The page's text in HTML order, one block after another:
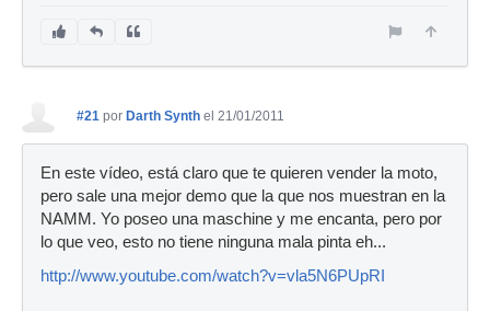
#21 por Darth Synth el 21/01/2011
En este vídeo, está claro que te quieren vender la moto,
pero sale una mejor demo que la que nos muestran en la
NAMM. Yo poseo una maschine y me encanta, pero por
lo que veo, esto no tiene ninguna mala pinta eh...
http://www.youtube.com/watch?v=vla5N6PUpRI